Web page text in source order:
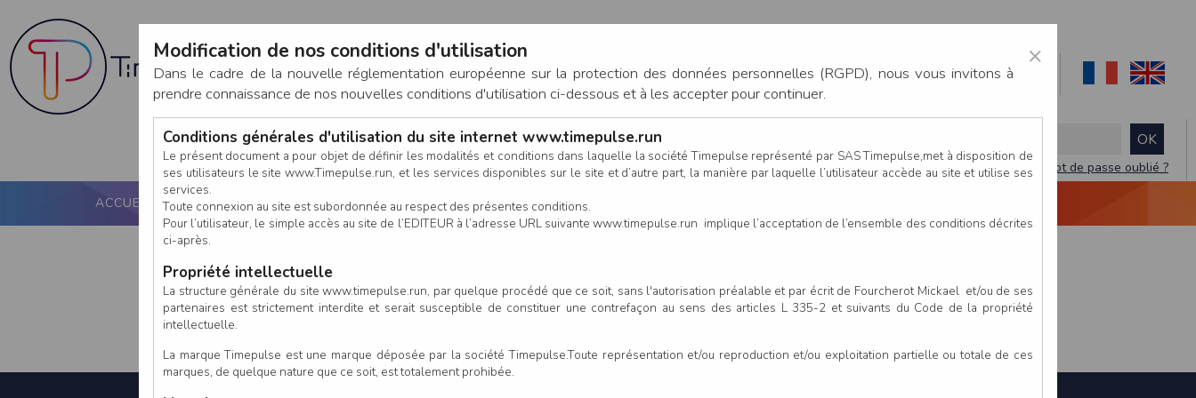
CONNEXION
Mot de passe oublié ?
ACCUEIL PUCE ACTIVE NOS SERVICES CALENDRIER RÉSULTATS
×
Modification de nos conditions d'utilisation
Dans le cadre de la nouvelle réglementation européenne sur la protection des données personnelles (RGPD), nous vous invitons à
prendre connaissance de nos nouvelles conditions d'utilisation ci-dessous et à les accepter pour continuer.
Conditions générales d'utilisation du site internet www.timepulse.run
Le présent document a pour objet de définir les modalités et conditions dans laquelle la société Timepulse représenté par SAS Timepulse,met à disposition de
ses utilisateurs le site www.Timepulse.run, et les services disponibles sur le site et d’autre part, la manière par laquelle l’utilisateur accède au site et utilise ses
services.
Toute connexion au site est subordonnée au respect des présentes conditions.
Pour l’utilisateur, le simple accès au site de l’EDITEUR à l’adresse URL suivante www.timepulse.run implique l’acceptation de l’ensemble des conditions décrites
ci-après.
Propriété intellectuelle
La structure générale du site www.timepulse.run, par quelque procédé que ce soit, sans l'autorisation préalable et par écrit de Fourcherot Mickael et/ou de ses
partenaires est strictement interdite et serait susceptible de constituer une contrefaçon au sens des articles L 335-2 et suivants du Code de la propriété
intellectuelle.
La marque Timepulse est une marque déposée par la société Timepulse.Toute représentation et/ou reproduction et/ou exploitation partielle ou totale de ces
marques, de quelque nature que ce soit, est totalement prohibée.